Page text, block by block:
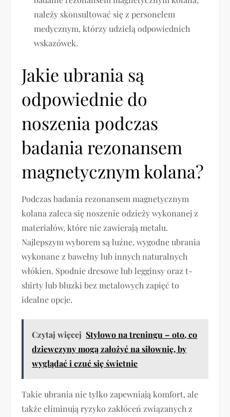
należy skonsultować się z personelem
medycznym, którzy udzielą odpowiednich
wskazówek.
Jakie ubrania są
odpowiednie do
noszenia podczas
badania rezonansem
magnetycznym kolana?
Podczas badania rezonansem magnetycznym
kolana zaleca się noszenie odzieży wykonanej z
materiałów, które nie zawierają metalu.
Najlepszym wyborem są luźne, wygodne ubrania
wykonane z bawełny lub innych naturalnych
włókien. Spodnie dresowe lub legginsy oraz t-
shirty lub bluzki bez metalowych zapięć to
idealne opcje.
Czytaj więcej Stylowo na treningu – oto, co
dziewczyny mogą założyć na siłownię, by
wyglądać i czuć się świetnie
Takie ubrania nie tylko zapewniają komfort, ale
także eliminują ryzyko zakłóceń związanych z